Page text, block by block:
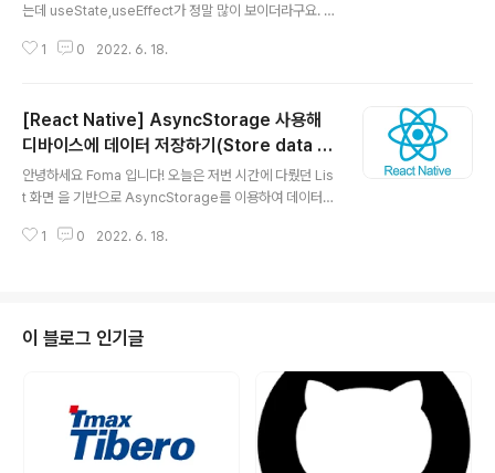
는데 useState,useEffect가 정말 많이 보이더라구요. 이
정리했습니다. 바로 시작할게요~ 언어는 TypeScript, 환
e,useEffect가 모두Hooks이기 떄문이죠.) 기존의 Rea
ct Native에선 상태 관리와 라이프 사이클을 관리하기 위
해서 Class 형태로 코드를 작성해야 했습니다. 이와 같이
Class로 작성하게 되면 코드를 재사용 하기가 힘들고, 라
이프 사이클 메서드가 추가 되면서 쓸 데 없이 코드가 길어
지는 문제가 있었습니다. 바로 ..
1 0 2022. 6. 18.
[React Native] AsyncStorage 사용해
디바이스에 데이터 저장하기(Store data o
n a device using AsyncStorage)
안녕하세요 Foma 입니다! 오늘은 저번 시간에 다뤘던 Lis
t 화면 을 기반으로 AsyncStorage를 이용하여 데이터를
게요~ 언어는 TypeScript, 환경은 Expo로 진행 하겠습
합니다. Deprecated? React Native 공식 문서에 Dep
recated 라고 되어 있어 '더 이상 사용하지 않는건가..?'
하고 구글링을 해봤더니 원래는 React Native 자체에서
아래와 같이 라이브러리를 지원했는데요. 이제는 자체 지
원을 중단하고 communi..
1 0 2022. 6. 18.
이 블로그 인기글